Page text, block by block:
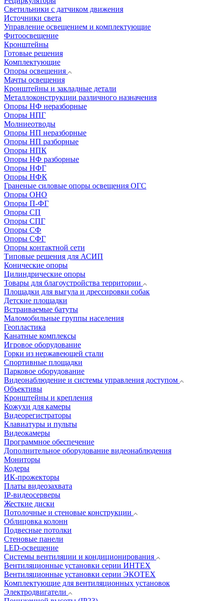
Светильники с датчиком движения
Источники света
Управление освещением и комплектующие
Фитоосвещение
Кронштейны
Готовые решения
Комплектующие
Опоры освещения
Мачты освещения
Кронштейны и закладные детали
Металлоконструкции различного назначения
Опоры НФ неразборные
Опоры НПГ
Молниеотводы
Опоры НП неразборные
Опоры НП разборные
Опоры НПК
Опоры НФ разборные
Опоры НФГ
Опоры НФК
Граненые силовые опоры освещения ОГС
Опоры ОНО
Опоры П-ФГ
Опоры СП
Опоры СПГ
Опоры СФ
Опоры СФГ
Опоры контактной сети
Типовые решения для АСИП
Конические опоры
Цилиндрические опоры
Товары для благоустройства территории
Площадки для выгула и дрессировки собак
Детские площадки
Встраиваемые батуты
Маломобильные группы населения
Геопластика
Канатные комплексы
Игровое оборудование
Горки из нержавеющей стали
Спортивные площадки
Парковое оборудование
Видеонаблюдение и системы управления доступом
Объективы
Кронштейны и крепления
Кожухи для камеры
Видеорегистраторы
Клавиатуры и пульты
Видеокамеры
Программное обеспечение
Дополнительное оборудование видеонаблюдения
Мониторы
Кодеры
ИК-прожекторы
Платы видеозахвата
IP-видеосерверы
Жесткие диски
Потолочные и стеновые конструкции
Облицовка колонн
Подвесные потолки
Стеновые панели
LED-освещение
Системы вентиляции и кондиционирования
Вентиляционные установки серии ИНТЕХ
Вентиляционные установки серии ЭКОТЕХ
Комплектующие для вентиляционных установок
Электродвигатели